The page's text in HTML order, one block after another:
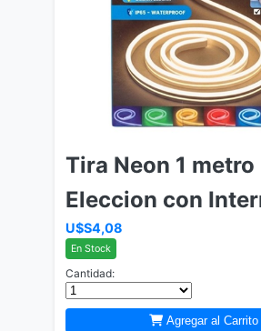
Tira Neon 1 metro
Eleccion con
U$S4,08
En Stock
Cantidad:
Agregar al Carrito